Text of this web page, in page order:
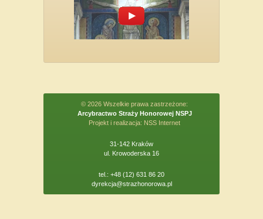
© 2026 Wszelkie prawa zastrzeżone:
Arcybractwo Straży Honorowej NSPJ
Projekt i realizacja: NSS Internet
31-142 Kraków
ul. Krowoderska 16
tel.: +48 (12) 631 86 20
dyrekcja@strazhonorowa.pl